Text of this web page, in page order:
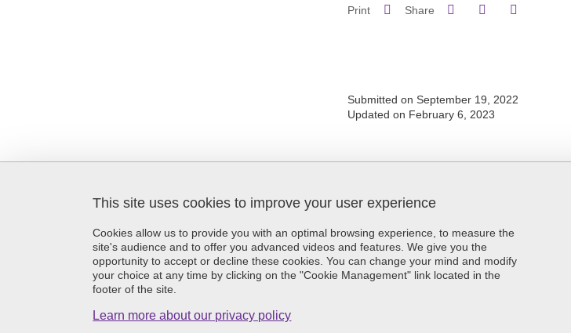
Print Share Share on Facebook
Share on LinkedIn
Submitted on September 19, 2022
Updated on February 6, 2023
SFR Création
l'Innovation
339 avenue Centrale
38400 Saint-Martin-d'Hères
France
+33 (0)4 57 04 14 24
sfr-recherche-creation@univ-
Menu footer
Contact
Credits
Legal notices
Personal details
This site uses cookies to improve your user experience
Cookies allow us to provide you with an optimal browsing experience, to measure the
site's audience and to offer you advanced videos and features. We give you the
opportunity to accept or decline these cookies. You can change your mind and modify
your choice at any time by clicking on the "Cookie Management" link located in the
footer of the site.
Learn more about our privacy policy